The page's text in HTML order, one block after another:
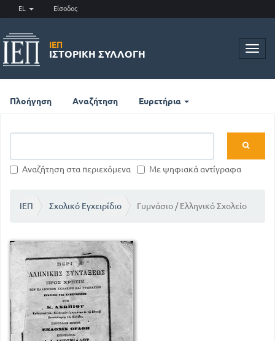
EL Είσοδος
ΙΕΠ
ΙΣΤΟΡΙΚΉ ΣΥΛΛΟΓΉ
Πλοήγηση Αναζήτηση Ευρετήρια
Αναζήτηση στα περιεχόμενα Με ψηφιακά αντίγραφα
ΙΕΠ Σχολικό Εγχειρίδιο Γυμνάσιο / Ελληνικό Σχολείο